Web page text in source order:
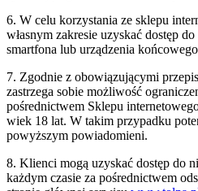
6. W celu korzystania ze sklepu
własnym zakresie uzyskać dostęp
smartfona lub urządzenia
7. Zgodnie z obowiązującymi
zastrzega sobie możliwość
pośrednictwem Sklepu
wiek 18 lat. W takim przypadku
powyższym powiadomieni.
8. Klienci mogą uzyskać dostęp do
każdym czasie za pośrednictwem